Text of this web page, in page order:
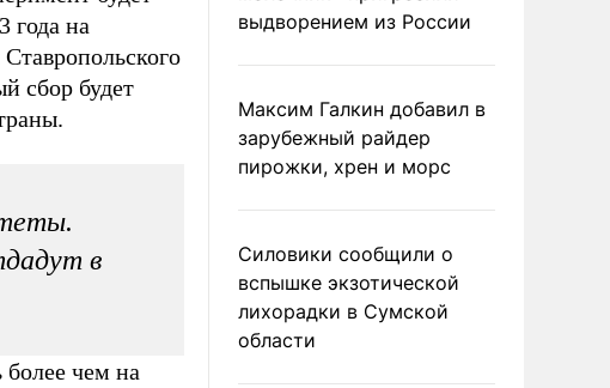
года на
сбор будет
в
более чем на
выдворением из России
Максим Галкин добавил в
зарубежный райдер
пирожки, хрен и морс
Силовики сообщили о
вспышке экзотической
лихорадки в Сумской
области